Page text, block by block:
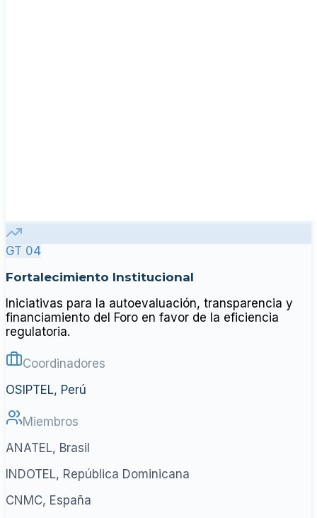
GT 04
Fortalecimiento Institucional
Iniciativas para la autoevaluación, transparencia y
financiamiento del Foro en favor de la eficiencia
regulatoria.
Coordinadores
OSIPTEL, Perú
Miembros
ANATEL, Brasil
INDOTEL, República Dominicana
CNMC, España